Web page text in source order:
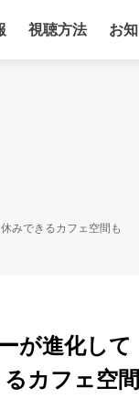
視聴方法 お
みできるカフェ空間も
が進化して
カフェ空間